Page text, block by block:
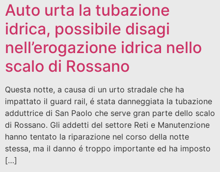
Auto urta la tubazione
idrica, possibile disagi
nell’erogazione idrica nello
scalo di Rossano
Questa notte, a causa di un urto stradale che ha
impattato il guard rail, é stata danneggiata la tubazione
adduttrice di San Paolo che serve gran parte dello scalo
di Rossano. Gli addetti del settore Reti e Manutenzione
hanno tentato la riparazione nel corso della notte
stessa, ma il danno é troppo importante ed ha imposto
[…]